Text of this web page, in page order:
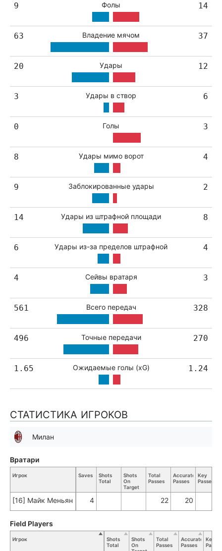
9 Фолы 14
63 Владение мячом 37
20 Удары 12
3 Удары в створ 6
0 Голы 3
8 Удары мимо ворот 4
9 Заблокированные удары 2
14 Удары из штрафной площади 8
6 Удары из-за пределов штрафной 4
4 Сейвы вратаря 3
561 Всего передач 328
496 Точные передачи 270
1.65 Ожидаемые голы (xG) 1.24
СТАТИСТИКА ИГРОКОВ
Милан
Игрок Saves
Shots
Total
Shots
On
Target
Total
Passes
Accurate
Passes
Key
Passes
[16] Майк Меньян 4 22 20
Вратари
Игрок
Shots
Total
Shots
On
Total
Passes
Accurate
Passes
Key
Passes
Field Players